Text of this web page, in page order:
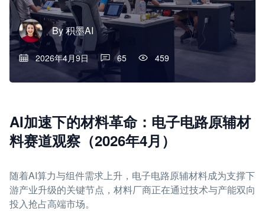
By积墨AI
2026年4月9日 65 459
AI加速下的材料革命：电子电路原辅材
料赛道观察（2026年4月）
随着AI算力与组件需求上升，电子电路原辅材料成为支撑下
游产业升级的关键节点，材料厂商正在通过技术与产能双向
投入抢占高端市场。